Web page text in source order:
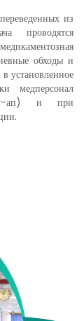
из
проводятся
обходы и
установленное
медперсонал
ап) и при